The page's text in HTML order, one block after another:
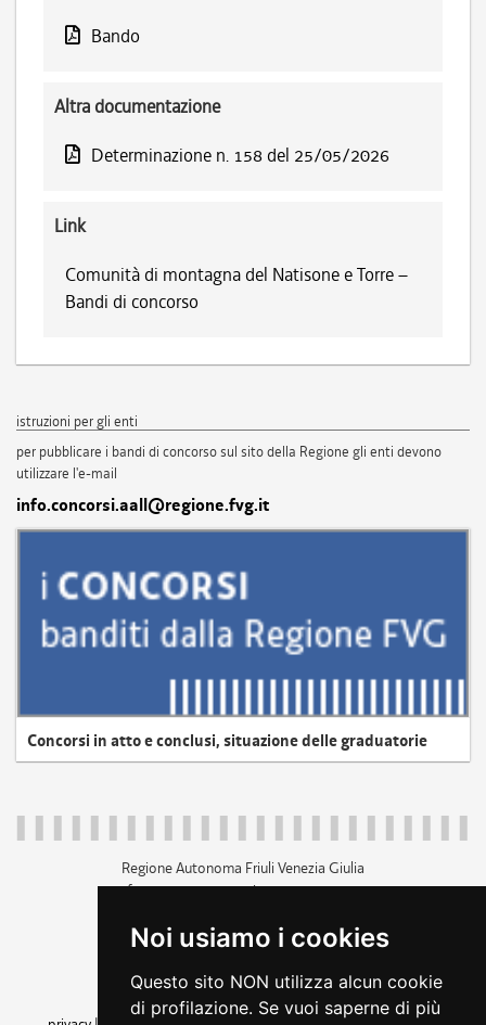
Noi usiamo i cookies
Questo sito NON utilizza alcun cookie
di profilazione. Se vuoi saperne di più
Bando
Altra documentazione
Determinazione n. 158 del 25/05/2026
Link
Comunità di montagna del Natisone e Torre –
Bandi di concorso
istruzioni per gli enti
per pubblicare i bandi di concorso sul sito della Regione gli enti devono
utilizzare l'e-mail
info.concorsi.aall@regione.fvg.it
Concorsi in atto e conclusi, situazione delle graduatorie
Regione Autonoma Friuli Venezia Giulia
c.f. 80014930327; p.iva 00526040324
+39 040 3771111
amministrazione trasparente